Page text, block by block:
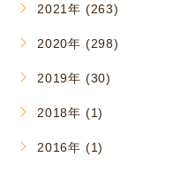
2021年 (263)
2020年 (298)
2019年 (30)
2018年 (1)
2016年 (1)